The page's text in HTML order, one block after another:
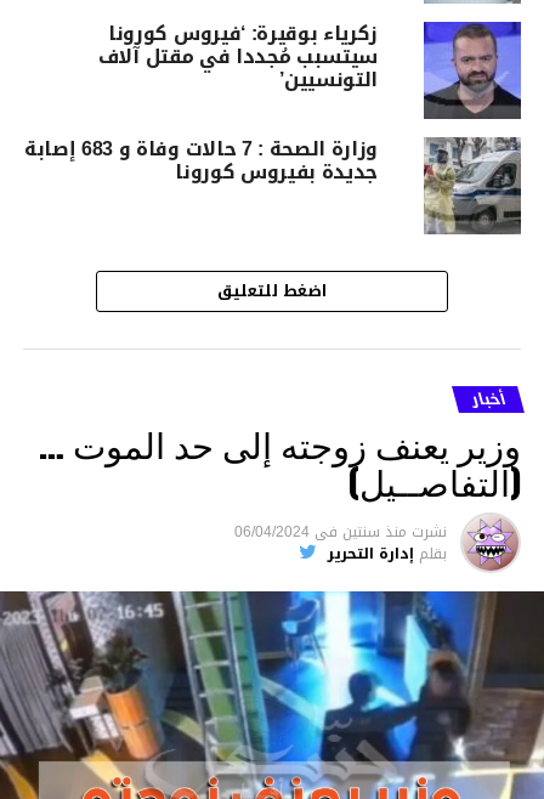
زكرياء بوقيرة: ‘فيروس كورونا
سيتسبب مُجددا في مقتل آلاف
التونسيين’
وزارة الصحة : 7 حالات وفاة و 683 إصابة
جديدة بفيروس كورونا
اضغط للتعليق
أخبار
وزير يعنف زوجته إلى حد الموت …
(التفاصــيل)
نشرت منذ سنتين فى 06/04/2024
بقلم إدارة التحرير